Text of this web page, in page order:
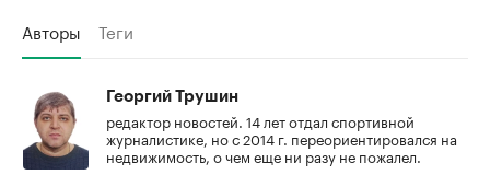
Авторы Теги
Георгий Трушин
редактор новостей. 14 лет отдал спортивной
журналистике, но с 2014 г. переориентировался на
недвижимость, о чем еще ни разу не пожалел.